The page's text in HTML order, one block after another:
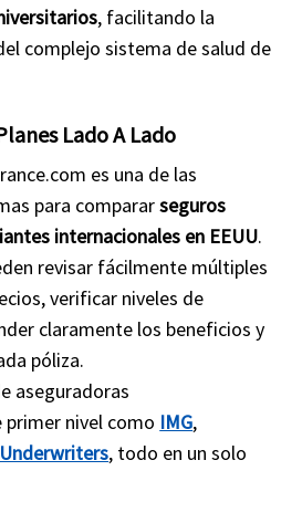
, facilitando la
complejo sistema de salud de
Lado A Lado
es una de las
para compararseguros
internacionales en EEUU.
revisar fácilmente múltiples
verificar niveles de
claramente los beneficios y
póliza.
aseguradoras
nivel como IMG,
, todo en un solo